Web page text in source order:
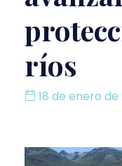
ríos
18 de enero de